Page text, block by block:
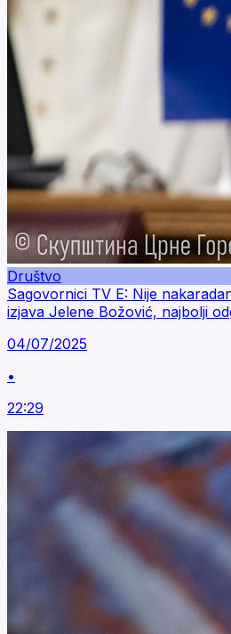
Društvo
Sagovornici TV E: Nije
izjava Jelene Božović, najbolji
04/07/2025
•
22:29